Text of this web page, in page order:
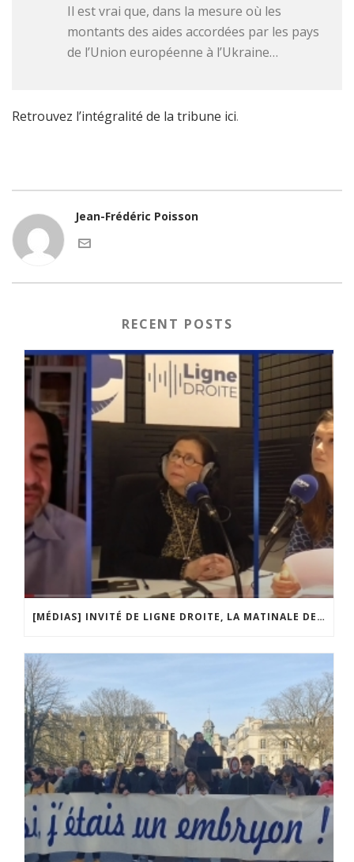
Il est vrai que, dans la mesure où les
montants des aides accordées par les pays
de l’Union européenne à l’Ukraine…
Retrouvez l’intégralité de la tribune ici.
Jean-Frédéric Poisson
RECENT POSTS
[MÉDIAS] INVITÉ DE LIGNE DROITE, LA MATINALE DE RADIO COURTOISIE